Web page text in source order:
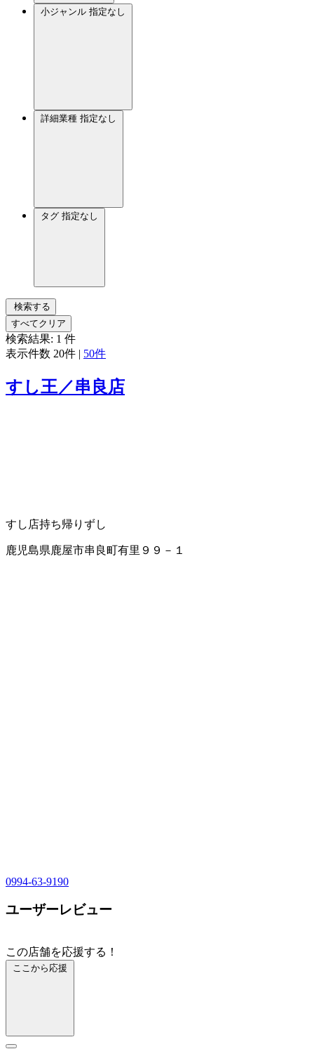
小ジャンル 指定なし
詳細業種 指定なし
タグ 指定なし
検索する
すべてクリア
検索結果: 1 件
表示件数 20件 | 50件
すし王／串良店
すし店持ち帰りずし
鹿児島県鹿屋市串良町有里９９－１
0994-63-9190
ユーザーレビュー
この店舗を応援する！
ここから応援